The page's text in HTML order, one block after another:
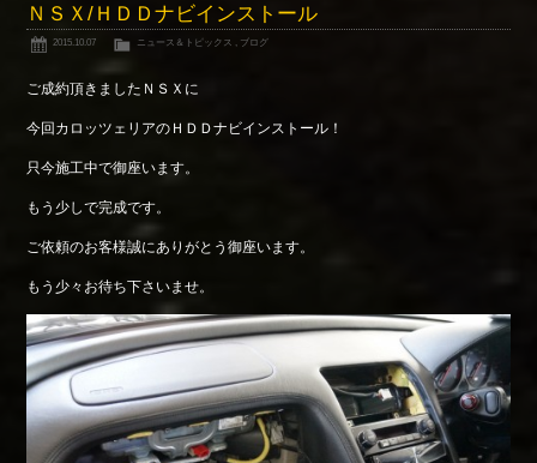
ＮＳＸ/ＨＤＤナビインストール
2015.10.07 ニュース＆トピックス ブログ
ご成約頂きましたＮＳＸに
今回カロッツェリアのＨＤＤナビインストール！
只今施工中で御座います。
もう少しで完成です。
ご依頼のお客様誠にありがとう御座います。
もう少々お待ち下さいませ。